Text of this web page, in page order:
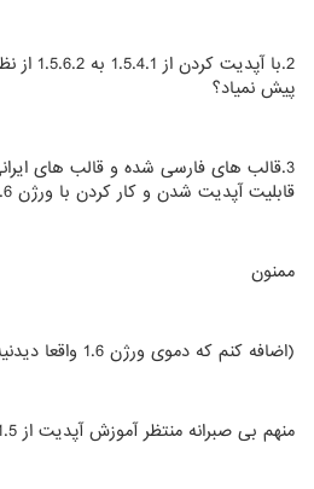
2.با آپدیت
پیش نمیاد؟
قابلیت آپدیت شدن و کار کردن با ورژن 1.6 رو دارند؟
ممنون
(اضافه کنم که دموی ورژن 1.6 واقعا دیدنیه و قالب پیش فرضش عالیه)
منهم بی صبرانه منتظر آموزش آپدیت از 1.5 به 1.6 هستم